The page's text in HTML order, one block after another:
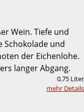
Wein. Tiefe und
Schokolade und
der Eichenlohe.
langer Abgang.
0,75 Liter
mehr Details